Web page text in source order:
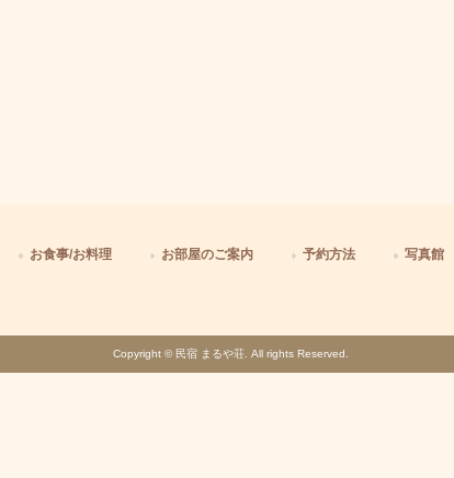
お食事/お料理 お部屋のご案内 予約方法 写真館
Copyright © 民宿 まるや荘. All rights Reserved.